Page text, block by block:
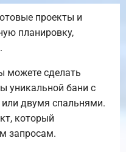
проекты и
планировку,
сделать
уникальной бани с
двумя спальнями.
который
запросам.